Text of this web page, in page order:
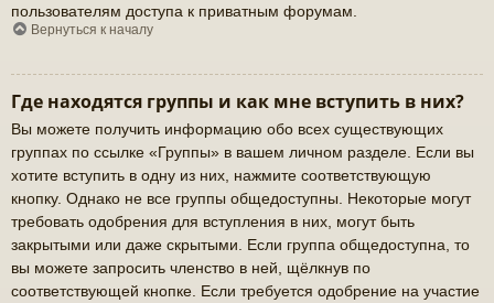
пользователям доступа к приватным форумам.
Вернуться к началу
Где находятся группы и как мне вступить в них?
Вы можете получить информацию обо всех существующих
группах по ссылке «Группы» в вашем личном разделе. Если вы
хотите вступить в одну из них, нажмите соответствующую
кнопку. Однако не все группы общедоступны. Некоторые могут
требовать одобрения для вступления в них, могут быть
закрытыми или даже скрытыми. Если группа общедоступна, то
вы можете запросить членство в ней, щёлкнув по
соответствующей кнопке. Если требуется одобрение на участие